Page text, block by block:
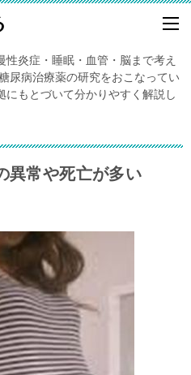
炎症・睡眠・血管・脳まで考え
尿病治療薬の研究をおこなってい
にもとづいて分かりやすく解説し
異常や死亡が多い